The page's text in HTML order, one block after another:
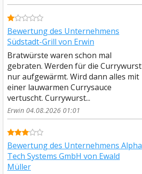
Bewertung des Unternehmens
Südstadt-Grill von Erwin
Bratwürste waren schon mal
gebraten. Werden für die Currywurst
nur aufgewärmt. Wird dann alles mit
einer lauwarmen Currysauce
vertuscht. Currywurst...
Erwin 04.08.2026 01:01
Bewertung des Unternehmens Alpha
Tech Systems GmbH von Ewald
Müller